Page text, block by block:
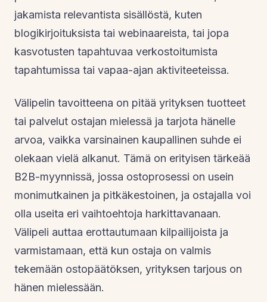
jakamista relevantista sisällöstä, kuten
blogikirjoituksista tai webinaareista, tai jopa
kasvotusten tapahtuvaa verkostoitumista
tapahtumissa tai vapaa-ajan aktiviteeteissa.
Välipelin tavoitteena on pitää yrityksen tuotteet
tai palvelut ostajan mielessä ja tarjota hänelle
arvoa, vaikka varsinainen kaupallinen suhde ei
olekaan vielä alkanut. Tämä on erityisen tärkeää
B2B-myynnissä, jossa ostoprosessi on usein
monimutkainen ja pitkäkestoinen, ja ostajalla voi
olla useita eri vaihtoehtoja harkittavanaan.
Välipeli auttaa erottautumaan kilpailijoista ja
varmistamaan, että kun ostaja on valmis
tekemään ostopäätöksen, yrityksen tarjous on
hänen mielessään.